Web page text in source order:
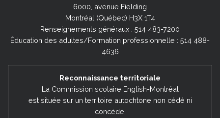
6000, avenue Fielding
Montréal (Québec) H3X 1T4
Renseignements généraux : 514 483-7200
Éducation des adultes/Formation professionnelle : 514 488-
4636
Reconnaissance territoriale
La Commission scolaire English-Montréal
est située sur un territoire autochtone non cédé ni
concédé,